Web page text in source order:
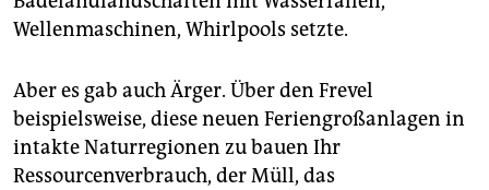
Wellenmaschinen, Whirlpools setzte.
Aber es gab auch Ärger. Über den Frevel
beispielsweise, diese neuen Feriengroßanlagen in
intakte Naturregionen zu bauen Ihr
Ressourcenverbrauch, der Müll, das